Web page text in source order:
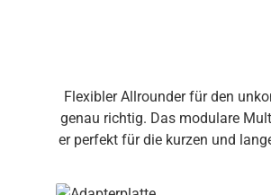
Flexibler Allrounder für den
genau richtig. Das modulare
er perfekt für die kurzen und langen Alltags-Fahrten passt. Multi-